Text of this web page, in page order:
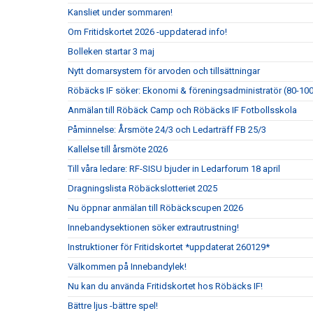
Kansliet under sommaren!
Om Fritidskortet 2026 -uppdaterad info!
Bolleken startar 3 maj
Nytt domarsystem för arvoden och tillsättningar
Röbäcks IF söker: Ekonomi & föreningsadministratör (80-
Anmälan till Röbäck Camp och Röbäcks IF Fotbollsskola
Påminnelse: Årsmöte 24/3 och Ledarträff FB 25/3
Kallelse till årsmöte 2026
Till våra ledare: RF-SISU bjuder in Ledarforum 18 april
Dragningslista Röbäckslotteriet 2025
Nu öppnar anmälan till Röbäckscupen 2026
Innebandysektionen söker extrautrustning!
Instruktioner för Fritidskortet *uppdaterat 260129*
Välkommen på Innebandylek!
Nu kan du använda Fritidskortet hos Röbäcks IF!
Bättre ljus -bättre spel!